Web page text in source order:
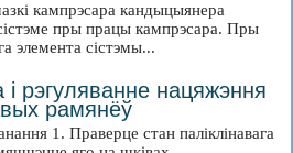
кампрэсара кандыцыянера
пры працы кампрэсара. Пры
элемента сістэмы...
і рэгуляванне нацяжэння
рамянёў
1. Праверце стан паліклінавага